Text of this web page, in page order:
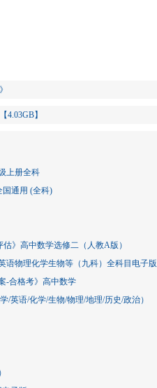
4.03GB】
上册全科
国通用 (全科)
》高中数学选修二（人教A版）
语物理化学生物等（九科）全科目电子版
-合格考》高中数学
/英语/化学/生物/物理/地理/历史/政治）